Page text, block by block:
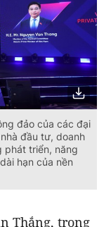
đảo của các đại
đầu tư, doanh
phát triển, năng
hạn của nền
Thắng, trong